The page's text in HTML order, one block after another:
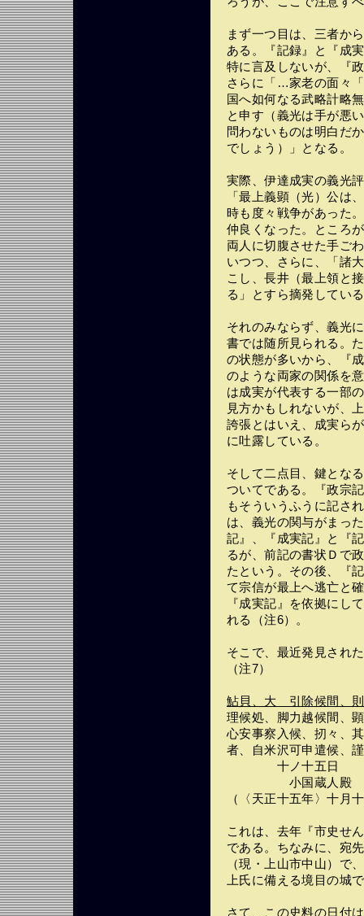
まず一つ目は、三者か
ある。『記録』と『成
特に言及しないが、『
さらに「…家老の面々
国へ如何なる武略計略
と申す（義光は手が悪
問わないものは明白だ
でしょう）」となる。
実際、伊達成実の義光
「最上義顕（光）公は
時も度々戦争があった
仲良くなった。ところ
両人に切腹させた手ご
いつつ、さらに、「諸
こし、長井（最上領と
る」とすら摘発してい
それのみならず、義光
書では随所見られる。
の状態が多いから、『
のような両家の関係を
は成実が代表する一部
見方かもしれないが、
誇張とはいえ、成実ら
に吐露している。
そして二点目、鍵とな
ついてである。『政宗
もそういうふうに記さ
は、義光の関与がまっ
記』、『成実記』と『
るが、前記の書状Ｄで
たという。その後、『
て宗信が最上へ逃亡と
『成実記』を依拠にし
れる（注6）。
そこで、最近発見され
（注7）
鮎貝、大ゟ引除候間、
理候処、脚力越候間、
心安事察入候、扨々、
者、自米沢可申遣候、
十ノ十五日
小国蔵人殿
（〈天正十五年〉十月
これは、去年『市史せ
である。ちなみに、宛
（現・上山市中山）で
上氏に備える境目の城
さて、この史料の日付